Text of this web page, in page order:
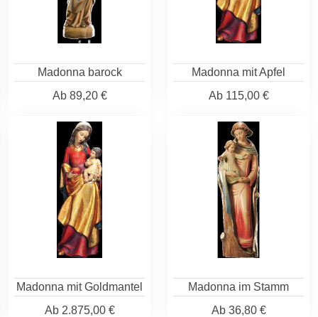
Madonna barock
Ab89,20 €
Madonna mit Apfel
Ab115,00 €
Madonna mit Goldmantel
Ab2.875,00 €
Madonna im Stamm
Ab36,80 €